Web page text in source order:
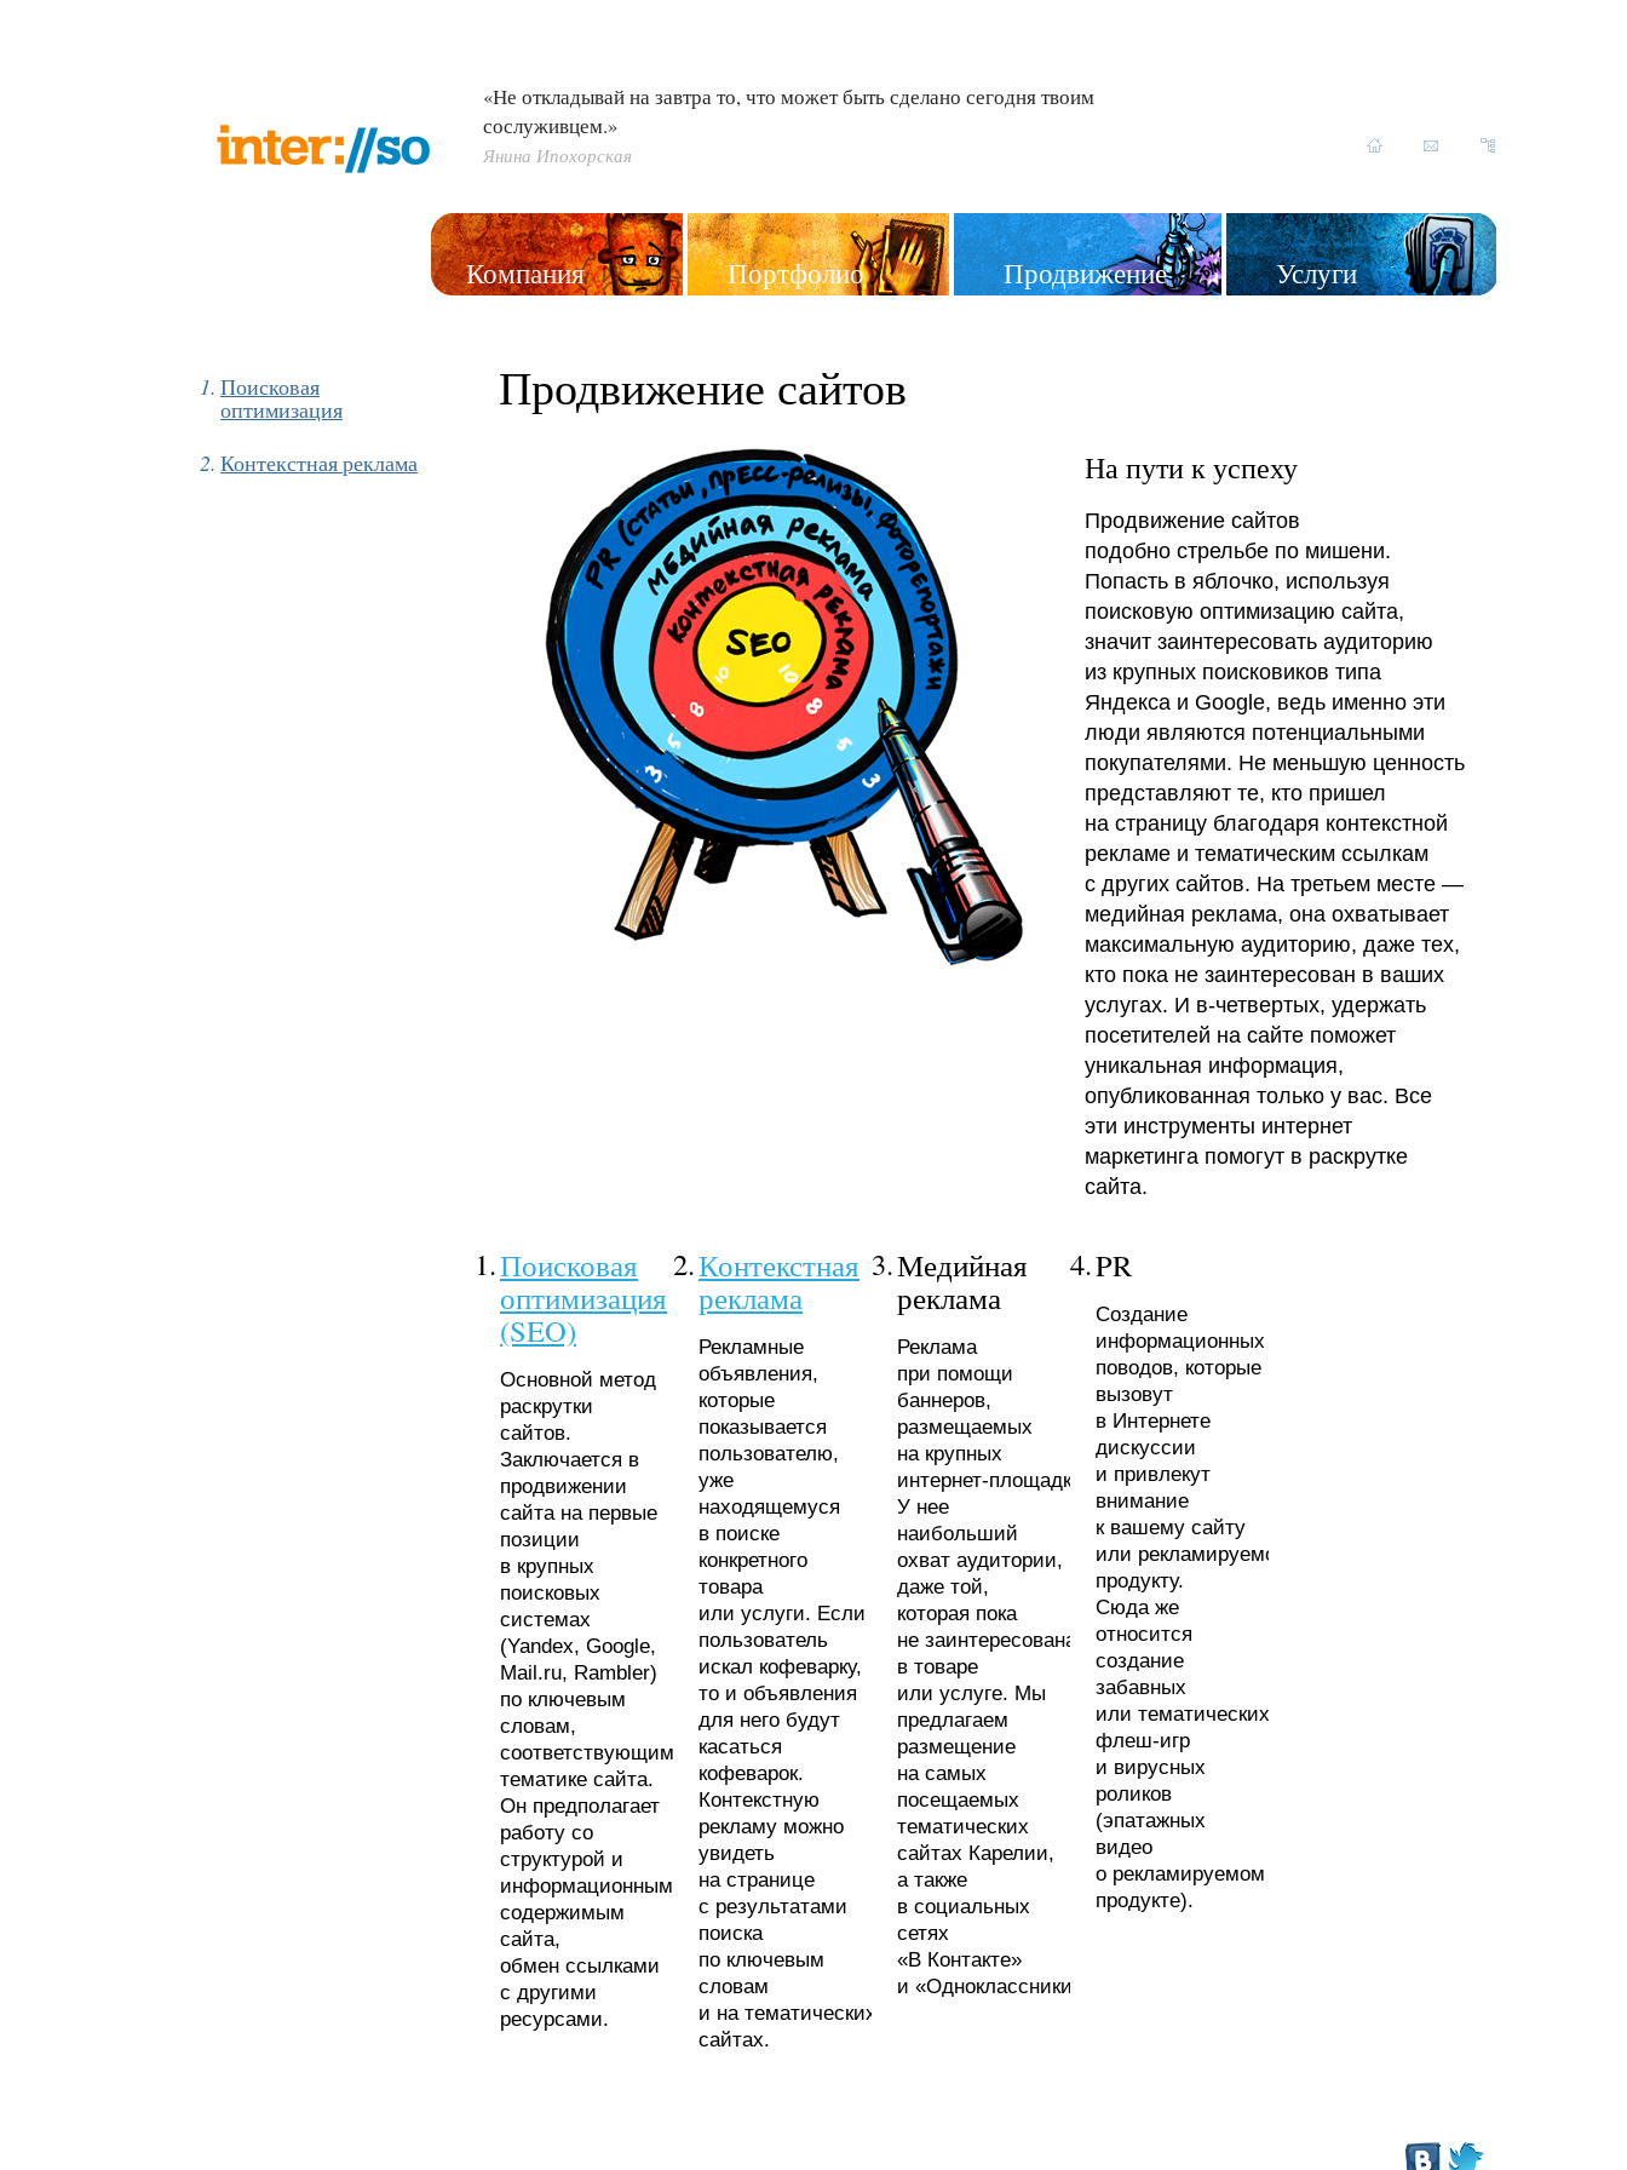
«Не откладывай на завтра то, что может быть сделано сегодня твоим
сослуживцем.»
Янина Ипохорская
Компания Портфолио Продвижение Услуги
Поисковая
оптимизация
Контекстная реклама
Продвижение сайтов
На пути к успеху
Продвижение сайтов
подобно стрельбе по мишени.
Попасть в яблочко, используя
поисковую оптимизацию сайта,
значит заинтересовать аудиторию
из крупных поисковиков типа
Яндекса и Google, ведь именно эти
люди являются потенциальными
покупателями. Не меньшую ценность
представляют те, кто пришел
на страницу благодаря контекстной
рекламе и тематическим ссылкам
с других сайтов. На третьем месте —
медийная реклама, она охватывает
максимальную аудиторию, даже тех,
кто пока не заинтересован в ваших
услугах. И в-четвертых, удержать
посетителей на сайте поможет
уникальная информация,
опубликованная только у вас. Все
эти инструменты интернет
маркетинга помогут в раскрутке
сайта.
1.Поисковая
оптимизация
(SEO)
Основной метод
раскрутки
сайтов.
Заключается в
продвижении
сайта на первые
позиции
в крупных
поисковых
системах
(Yandex, Google,
Mail.ru, Rambler)
по ключевым
словам,
соответствующим
тематике сайта.
Он предполагает
работу со
структурой и
информационным
содержимым
сайта,
обмен ссылками
с другими
ресурсами.
2.Контекстная
реклама
Рекламные
объявления,
которые
показывается
пользователю,
уже
находящемуся
в поиске
конкретного
товара
или услуги. Если
пользователь
искал кофеварку,
то и объявления
для него будут
касаться
кофеварок.
Контекстную
рекламу можно
увидеть
на странице
с результатами
поиска
по ключевым
словам
и на тематических
сайтах.
3.Медийная
реклама
Реклама
при помощи
баннеров,
размещаемых
на крупных
интернет-площадках.
У нее
наибольший
охват аудитории,
даже той,
которая пока
не заинтересована
в товаре
или услуге. Мы
предлагаем
размещение
на самых
посещаемых
тематических
сайтах Карелии,
а также
в социальных
сетях
«В Контакте»
и «Одноклассники».
4.PR
Cоздание
информационных
поводов, которые
вызовут
в Интернете
дискуссии
и привлекут
внимание
к вашему сайту
или рекламируемому
продукту.
Сюда же
относится
создание
забавных
или тематических
флеш-игр
и вирусных
роликов
(эпатажных
видео
о рекламируемом
продукте).